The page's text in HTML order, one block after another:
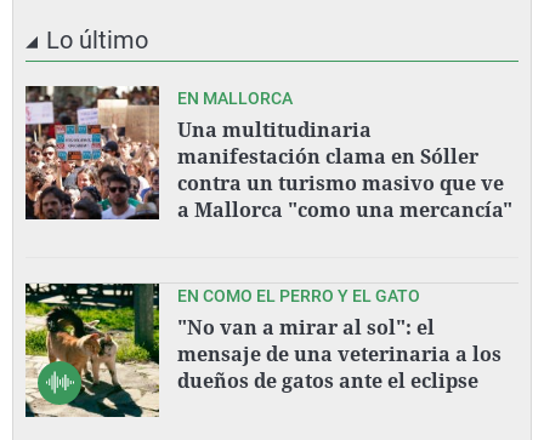
Lo último
EN MALLORCA
Una multitudinaria
manifestación clama en Sóller
contra un turismo masivo que ve
a Mallorca "como una mercancía"
EN COMO EL PERRO Y EL GATO
"No van a mirar al sol": el
mensaje de una veterinaria a los
dueños de gatos ante el eclipse